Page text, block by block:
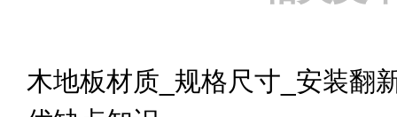
木地板材质_规格尺寸_安装翻